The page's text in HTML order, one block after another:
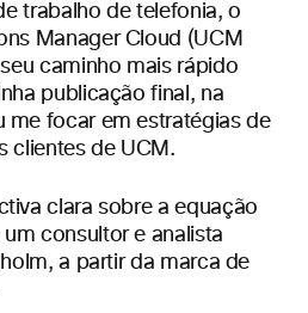
trabalho de telefonia, o
Manager Cloud (UCM
caminho mais rápido
publicação final, na
me focar em estratégias de
clientes de UCM.
clara sobre a equação
consultor e analista
a partir da marca de